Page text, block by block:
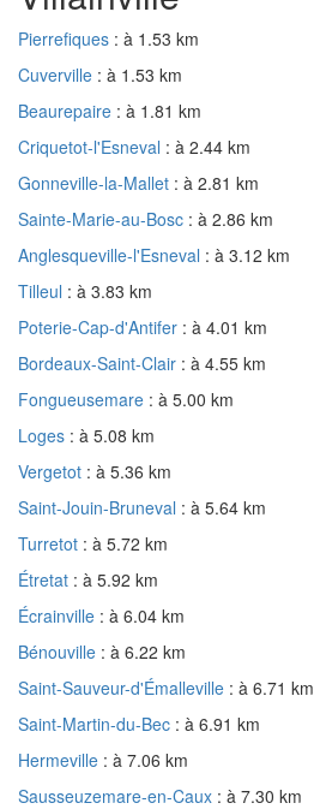
Pierrefiques : à 1.53 km
Cuverville : à 1.53 km
Beaurepaire : à 1.81 km
Criquetot-l'Esneval : à 2.44 km
Gonneville-la-Mallet : à 2.81 km
Sainte-Marie-au-Bosc : à 2.86 km
Anglesqueville-l'Esneval : à 3.12 km
Tilleul : à 3.83 km
Poterie-Cap-d'Antifer : à 4.01 km
Bordeaux-Saint-Clair : à 4.55 km
Fongueusemare : à 5.00 km
Loges : à 5.08 km
Vergetot : à 5.36 km
Saint-Jouin-Bruneval : à 5.64 km
Turretot : à 5.72 km
Étretat : à 5.92 km
Écrainville : à 6.04 km
Bénouville : à 6.22 km
Saint-Sauveur-d'Émalleville : à 6.71 km
Saint-Martin-du-Bec : à 6.91 km
Hermeville : à 7.06 km
Sausseuzemare-en-Caux : à 7.30 km